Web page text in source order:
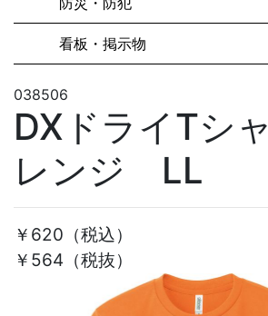
看板・掲示物
038506
DXドライTシ
レンジ LL
￥620 （税込）
￥564（税抜）